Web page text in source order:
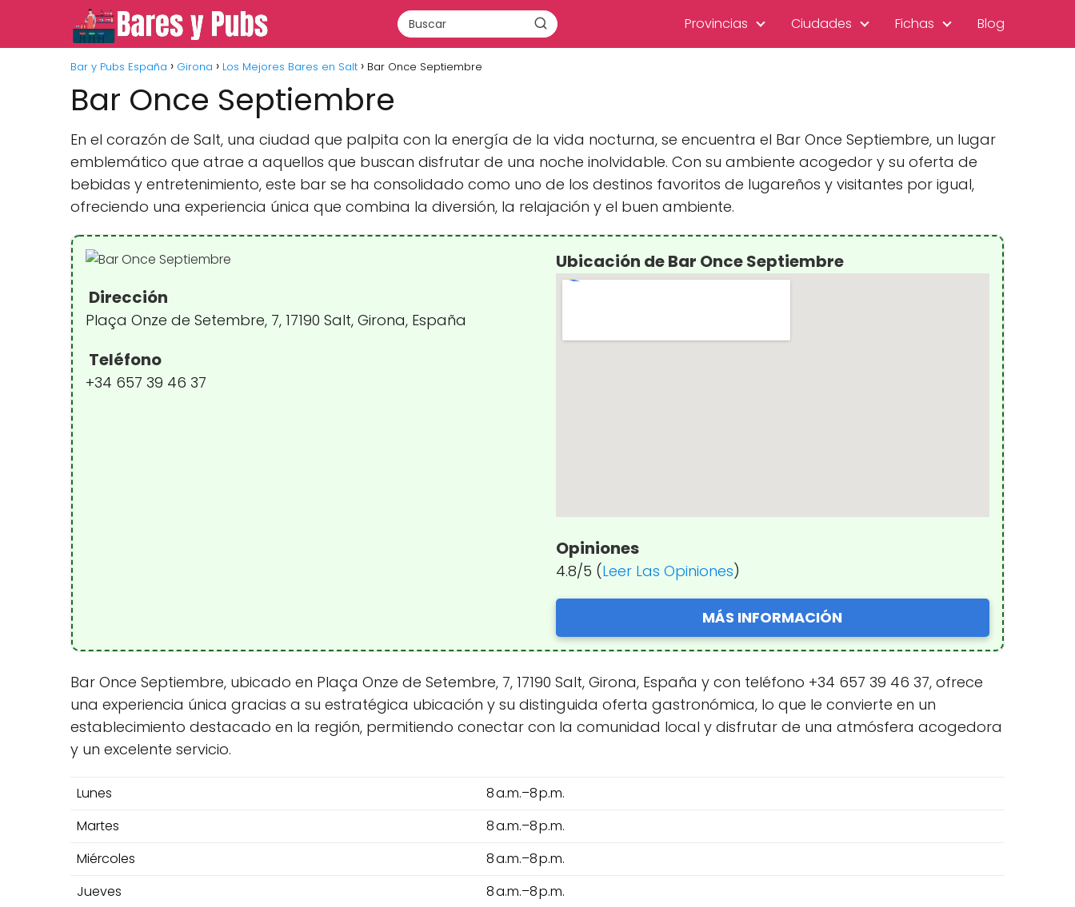
Provincias Ciudades Fichas Blog
Bar y Pubs España Girona Los Mejores Bares en Salt Bar Once Septiembre
Bar Once Septiembre
En el corazón de Salt, una ciudad que palpita con la energía de la vida nocturna, se encuentra el Bar Once Septiembre, un lugar
emblemático que atrae a aquellos que buscan disfrutar de una noche inolvidable. Con su ambiente acogedor y su oferta de
bebidas y entretenimiento, este bar se ha consolidado como uno de los destinos favoritos de lugareños y visitantes por igual,
ofreciendo una experiencia única que combina la diversión, la relajación y el buen ambiente.
Dirección
Plaça Onze de Setembre, 7, 17190 Salt, Girona, España
Teléfono
+34 657 39 46 37
Ubicación de Bar Once Septiembre
Opiniones
4.8/5 (Leer Las Opiniones)
MÁS INFORMACIÓN
Bar Once Septiembre, ubicado en Plaça Onze de Setembre, 7, 17190 Salt, Girona, España y con teléfono +34 657 39 46 37, ofrece
una experiencia única gracias a su estratégica ubicación y su distinguida oferta gastronómica, lo que le convierte en un
establecimiento destacado en la región, permitiendo conectar con la comunidad local y disfrutar de una atmósfera acogedora
y un excelente servicio.
Lunes
8 a.m.–8 p.m.
Martes
8 a.m.–8 p.m.
Miércoles
8 a.m.–8 p.m.
Jueves
8 a.m.–8 p.m.